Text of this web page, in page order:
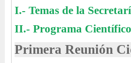
I.- Temas de la
II.- Programa Científico
Primera Reunión